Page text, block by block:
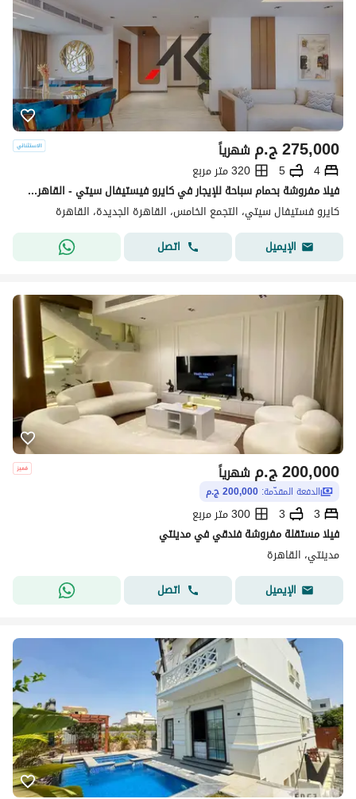
ج.م275,000 شهرياً
4
5
320 متر مربع
فيلا مفروشة بحمام سباحة للإيجار في كايرو فيستيفال سيتي - القاهرة الجديدة
كايرو فستيفال سيتي، التجمع الخامس، القاهرة الجديدة، القاهرة
الإيميل
اتصل
ج.م200,000 شهرياً
الدفعة المقدّمة: 200,000 ج.م
3
3
300 متر مربع
فيلا مستقلة مفروشة فندقي في مدينتي
مدينتي، القاهرة
الإيميل
اتصل